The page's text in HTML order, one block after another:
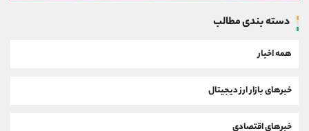
دسته بندی مطالب
همه اخبار
خبرهای بازار ارز دیجیتال
خبرهای اقتصادی